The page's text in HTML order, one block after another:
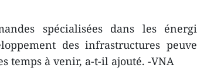
spécialisées dans les
des infrastructures
temps à venir, a-t-il ajouté. -VNA